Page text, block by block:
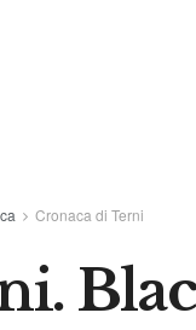
Cronaca di Terni